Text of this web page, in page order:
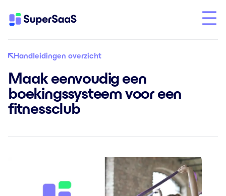
Handleidingen overzicht
Maak eenvoudig een
boekingssysteem voor een
fitnessclub